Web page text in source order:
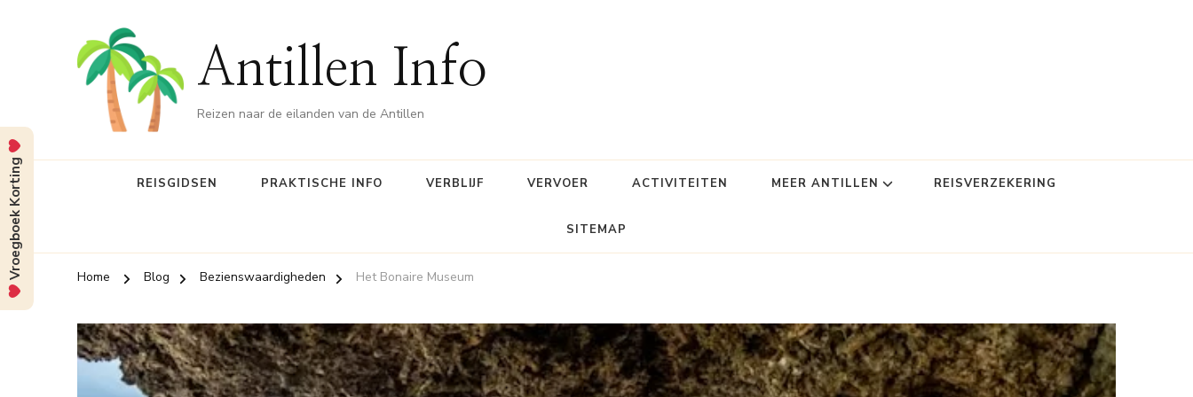
Antillen Info
Reizen naar de eilanden van de Antillen
REISGIDSEN PRAKTISCHE INFO VERBLIJF VERVOER ACTIVITEITEN MEER ANTILLEN REISVERZEKERING
SITEMAP
Home Blog Bezienswaardigheden Het Bonaire Museum
Vroegboek Korting